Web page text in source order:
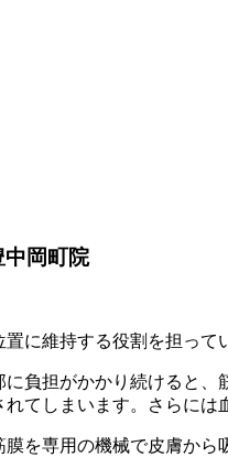
中岡町院
に維持する役割を担って
負担がかかり続けると
てしまいます。さらに
を専用の機械で皮膚か